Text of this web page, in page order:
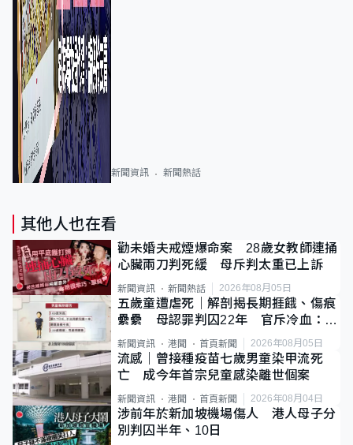
新聞資訊 新聞熱話
其他人也在看
勸未婚夫戒煙爆命案 28歲女教師連捅
心臟兩刀判死緩 母斥判太重已上訴
新聞資訊 新聞熱話 2026年08月05日
五歲童遭虐死｜解剖揭長期捱餓、傷痕
纍纍 母認罪判囚22年 官斥冷血：同
類案最惡劣
新聞資訊 港聞 首頁新聞 2026年08月05日
流感｜曾接種疫苗七歲男童染甲流死
亡 成今年首宗兒童感染離世個案
新聞資訊 港聞 首頁新聞 2026年08月04日
涉前年於新加坡機場傷人 港人母子分
別判囚半年、10日